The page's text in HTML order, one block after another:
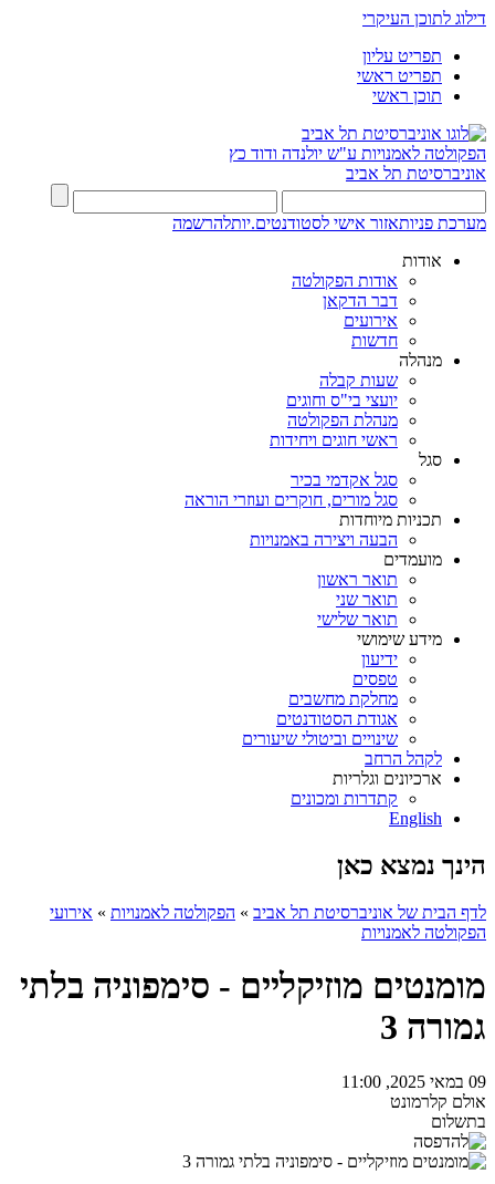
דילוג לתוכן העיקרי
תפריט עליון
תפריט ראשי
תוכן ראשי
הפקולטה לאמנויות ע"ש יולנדה ודוד כץ
אוניברסיטת תל אביב
מערכת פניותאזור אישי לסטודנטים.יותלהרשמה
אודות
אודות הפקולטה
דבר הדקאן
אירועים
חדשות
מנהלה
שעות קבלה
יועצי בי"ס וחוגים
מנהלת הפקולטה
ראשי חוגים ויחידות
סגל
סגל אקדמי בכיר
סגל מורים, חוקרים ועוזרי הוראה
תכניות מיוחדות
הבעה ויצירה באמנויות
מועמדים
תואר ראשון
תואר שני
תואר שלישי
מידע שימושי
ידיעון
טפסים
מחלקת מחשבים
אגודת הסטודנטים
שינויים וביטולי שיעורים
לקהל הרחב
ארכיונים וגלריות
קתדרות ומכונים
English
הינך נמצא כאן
לדף הבית של אוניברסיטת תל אביב » הפקולטה לאמנויות » אירועי
הפקולטה לאמנויות
מומנטים מוזיקליים - סימפוניה בלתי
גמורה 3
09 במאי 2025, 11:00
אולם קלרמונט
בתשלום